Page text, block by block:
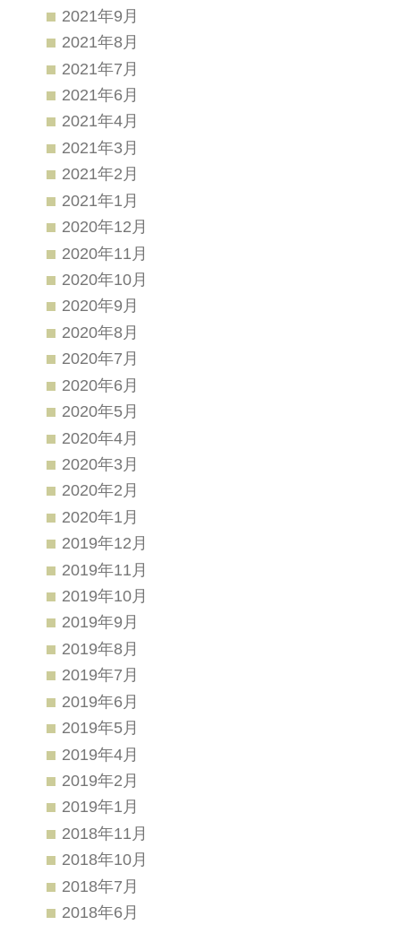
2021年9月
2021年8月
2021年7月
2021年6月
2021年4月
2021年3月
2021年2月
2021年1月
2020年12月
2020年11月
2020年10月
2020年9月
2020年8月
2020年7月
2020年6月
2020年5月
2020年4月
2020年3月
2020年2月
2020年1月
2019年12月
2019年11月
2019年10月
2019年9月
2019年8月
2019年7月
2019年6月
2019年5月
2019年4月
2019年2月
2019年1月
2018年11月
2018年10月
2018年7月
2018年6月